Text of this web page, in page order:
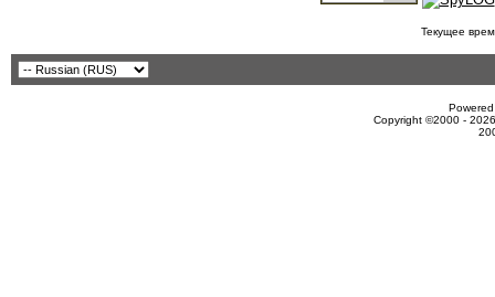
Текущее
Copyright ©2000 -